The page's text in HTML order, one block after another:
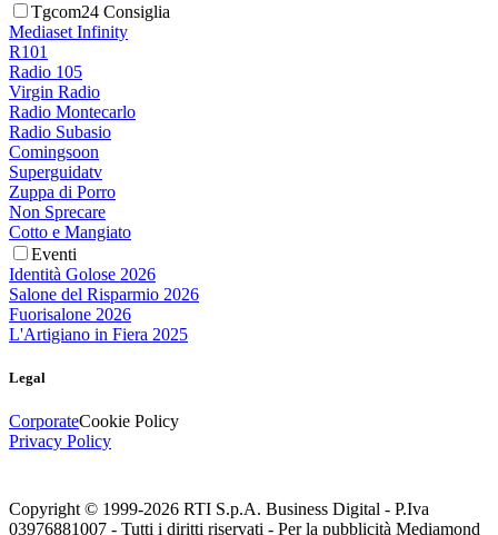
Tgcom24 Consiglia
Mediaset Infinity
R101
Radio 105
Virgin Radio
Radio Montecarlo
Radio Subasio
Comingsoon
Superguidatv
Zuppa di Porro
Non Sprecare
Cotto e Mangiato
Eventi
Identità Golose 2026
Salone del Risparmio 2026
Fuorisalone 2026
L'Artigiano in Fiera 2025
Legal
CorporateCookie Policy
Privacy Policy
Copyright © 1999-2026 RTI S.p.A. Business Digital - P.Iva
03976881007 - Tutti i diritti riservati - Per la pubblicità Mediamond